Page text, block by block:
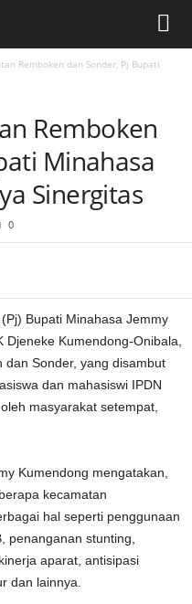
Remboken dan Sonder, Pj Bupati
Remboken
Minahasa
Sinergitas
0
Bupati Minahasa Jemmy
Kumendong-Onibala,
dan Sonder, yang disambut
dan mahasiswi IPDN
masyarakat setempat,
Kumendong mengatakan,
kecamatan
hal seperti penggunaan
penanganan stunting,
aparat, antisipasi
dan lainnya.